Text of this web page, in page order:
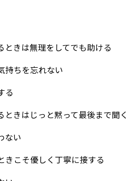
ときは無理をしてでも助ける
持ちを忘れない
る
ときはじっと黙って最後まで聞く
ない
きこそ優しく丁寧に接する